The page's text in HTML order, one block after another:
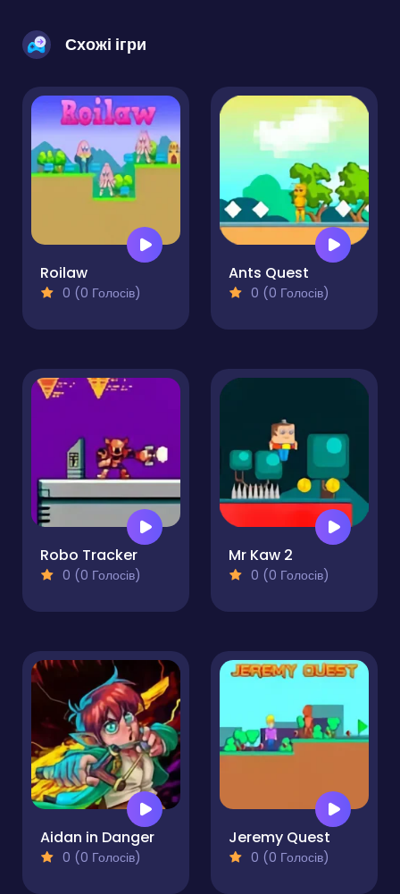
Схожі ігри
Roilaw
0 (0 Голосів)
Ants Quest
0 (0 Голосів)
Robo Tracker
0 (0 Голосів)
Mr Kaw 2
0 (0 Голосів)
Aidan in Danger
0 (0 Голосів)
Jeremy Quest
0 (0 Голосів)